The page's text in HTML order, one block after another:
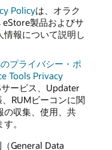
Policyは、オラク
製品およびサ
報について説明し
プライバシー・ポ
Tools Privacy
ービス、Updater
RUMビーコンに関
の収集、使用、共
。
General Data